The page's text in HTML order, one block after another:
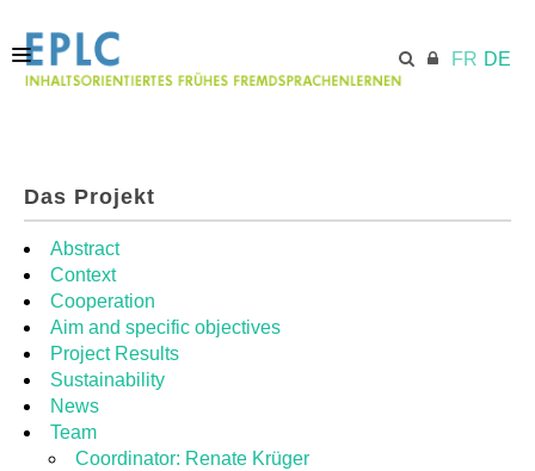
FR DE
MODULE
RESSOURCEN
Das Projekt
Abstract
Context
Cooperation
Aim and specific objectives
Project Results
Sustainability
News
Team
Coordinator: Renate Krüger